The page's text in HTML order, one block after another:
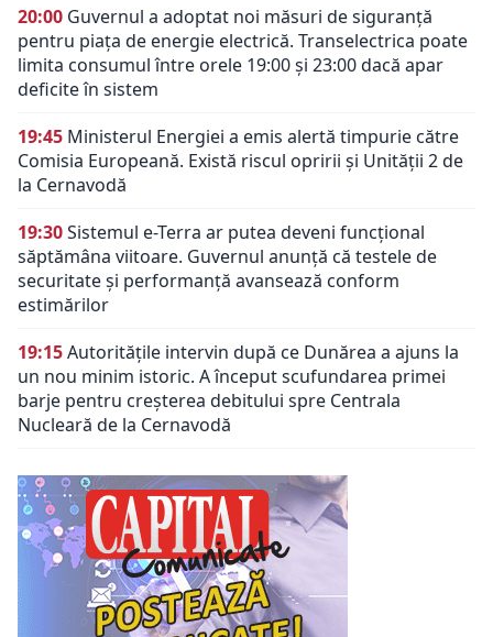
20:00 Guvernul a adoptat noi măsuri de siguranță
pentru piața de energie electrică. Transelectrica poate
limita consumul între orele 19:00 și 23:00 dacă apar
deficite în sistem
19:45 Ministerul Energiei a emis alertă timpurie către
Comisia Europeană. Există riscul opririi și Unității 2 de
la Cernavodă
19:30Sistemul e-Terra ar putea deveni funcțional
săptămâna viitoare. Guvernul anunță că testele de
securitate și performanță avansează conform
estimărilor
19:15Autoritățile intervin după ce Dunărea a ajuns la
un nou minim istoric. A început scufundarea primei
barje pentru creșterea debitului spre Centrala
Nucleară de la Cernavodă